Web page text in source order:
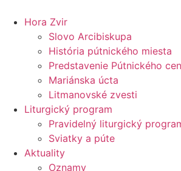
Hora Zvir
Slovo Arcibiskupa
História pútnického miesta
Predstavenie Pútnického
Mariánska úcta
Litmanovské zvesti
Liturgický program
Pravidelný liturgický
Sviatky a púte
Aktuality
Oznamy